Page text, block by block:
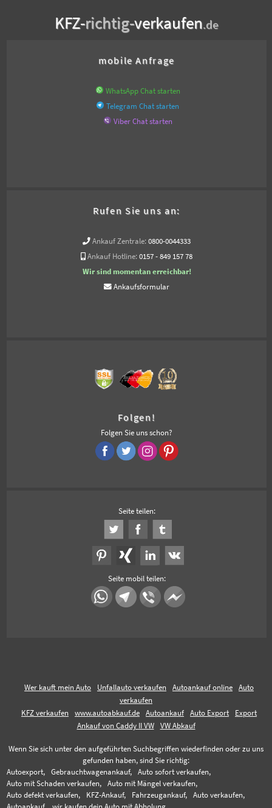
KFZ-richtig-verkaufen.de
mobile Anfrage
WhatsApp Chat starten
Telegram Chat starten
Viber Chat starten
Rufen Sie uns an:
Ankauf Zentrale: 0800-0044333
Ankauf Hotline: 0157 - 849 157 78
Wir sind momentan erreichbar!
Ankaufsformular
Folgen!
Folgen Sie uns schon?
Seite teilen:
Seite mobil teilen:
Wer kauft mein Auto Unfallauto verkaufen Autoankauf online
Auto
verkaufen
KFZ verkaufen
www.autoabkauf.de Autoankauf Auto Export
Export
Ankauf von Caddy II VW
VW Abkauf
Wenn Sie sich unter den aufgeführten Suchbegriffen wiederfinden oder zu uns
gefunden haben, sind Sie richtig:
Autoexport,
Gebrauchtwagenankauf,
Auto sofort verkaufen,
Auto mit Schaden verkaufen,
Auto mit Mängel verkaufen,
Auto defekt verkaufen,
KFZ-Ankauf, Fahrzeugankauf,
Auto verkaufen,